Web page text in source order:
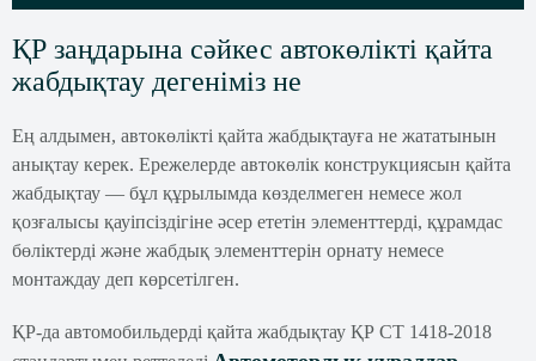
ҚР заңдарына сәйкес автокөлікті қайта
жабдықтау дегеніміз не
Ең алдымен, автокөлікті қайта жабдықтауға не жататынын
анықтау керек. Ережелерде автокөлік конструкциясын қайта
жабдықтау — бұл құрылымда көзделмеген немесе жол
қозғалысы қауіпсіздігіне әсер ететін элементтерді, құрамдас
бөліктерді және жабдық элементтерін орнату немесе
монтаждау деп көрсетілген.
ҚР-да автомобильдерді қайта жабдықтау ҚР СТ 1418-2018